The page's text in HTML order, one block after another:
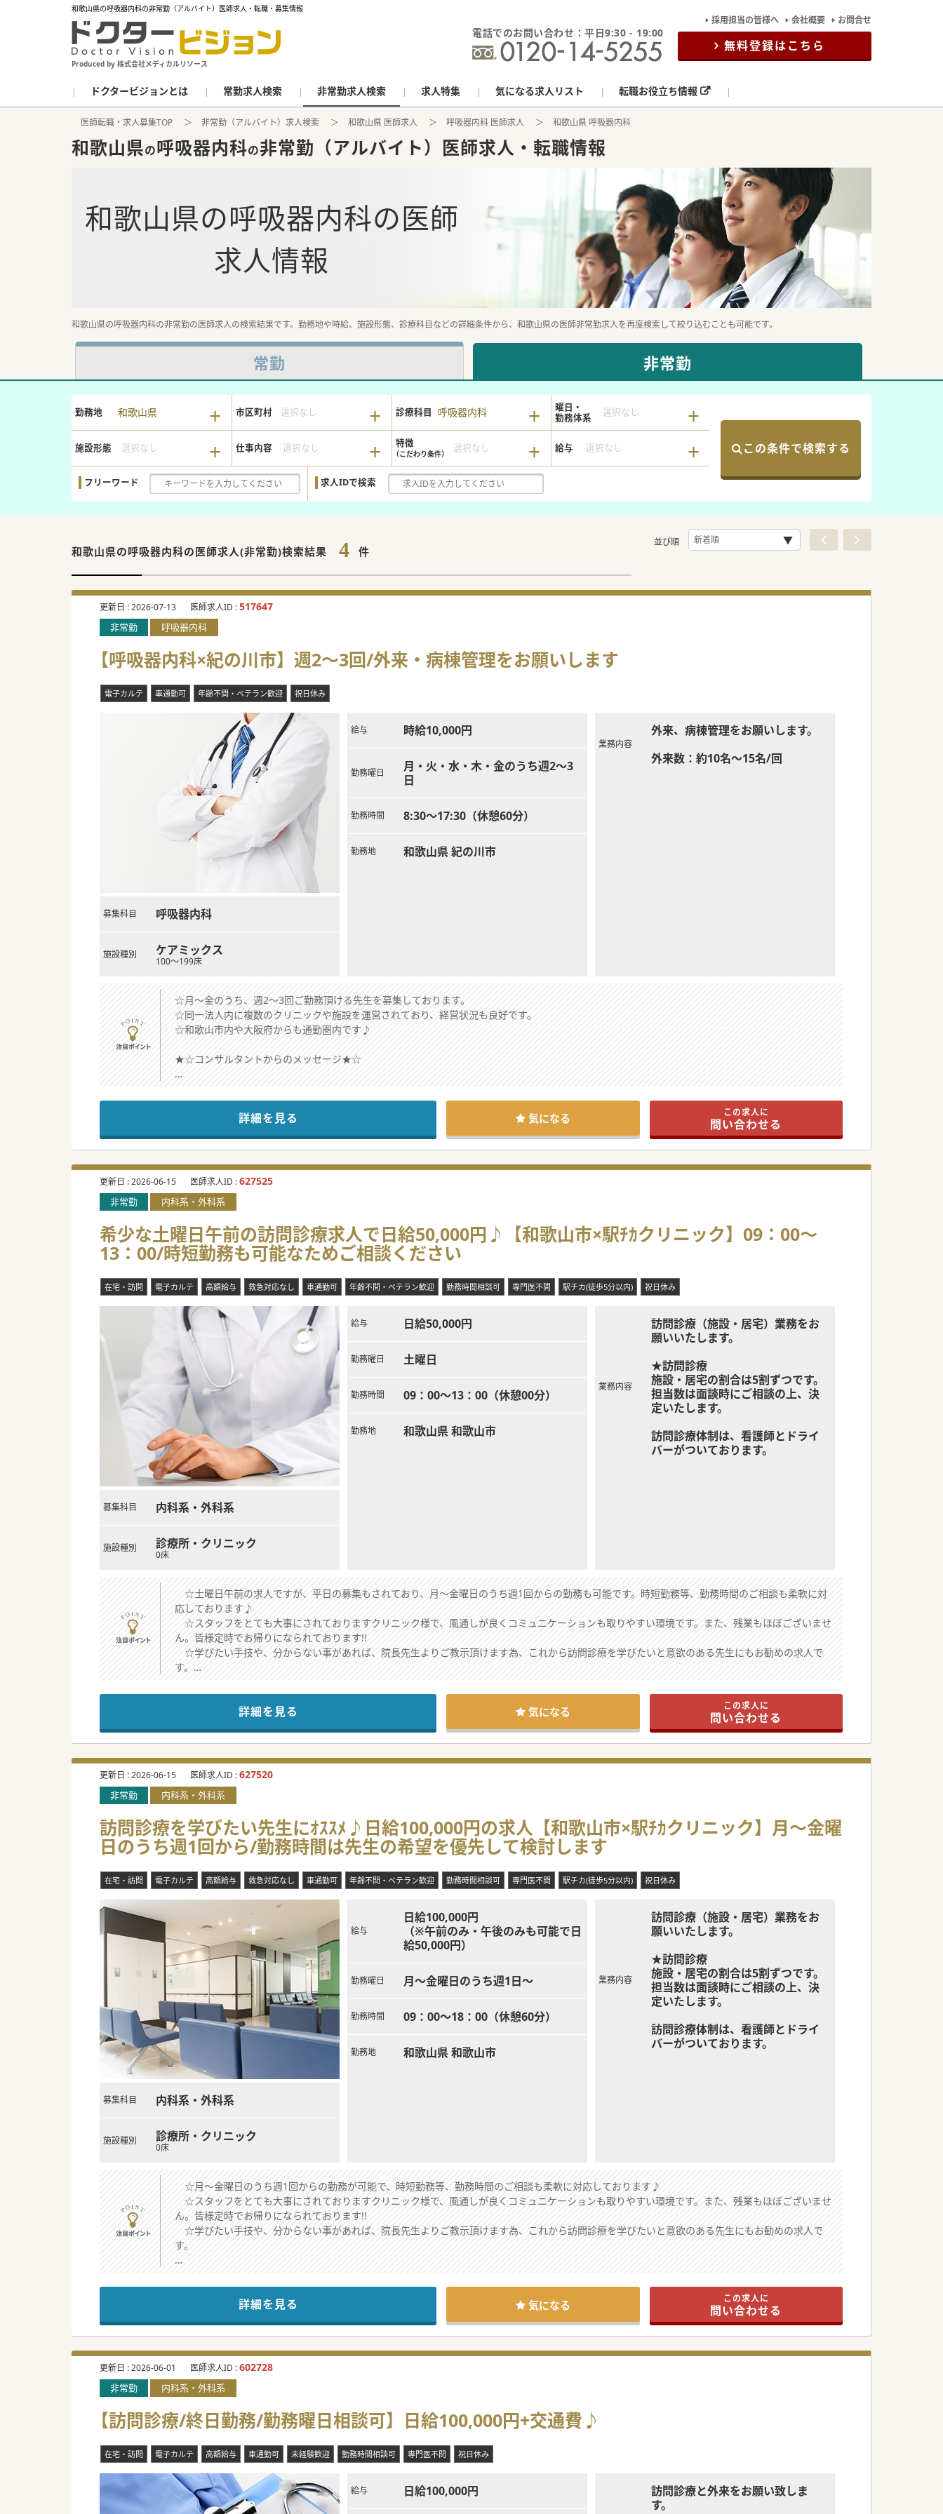
和歌山県の呼吸器内科の非常勤（アルバイト）医師求人・転職・募集情報
Produced by 株式会社メディカルリソース
電話でのお問い合わせ：平日9:30 - 19:00
採用担当の皆様へ 会社概要 お問合せ
無料登録はこちら
ドクタービジョンとは 常勤求人検索 非常勤求人検索 求人特集 気になる求人リスト 転職お役立ち情報
医師転職・求人募集TOP 非常勤（アルバイト）求人検索 和歌山県 医師求人 呼吸器内科 医師求人 和歌山県 呼吸器内科
和歌山県の呼吸器内科の非常勤（アルバイト）医師求人・転職情報
和歌山県の呼吸器内科の医師
求人情報
和歌山県の呼吸器内科の非常勤の医師求人の検索結果です。勤務地や時給、施設形態、診療科目などの詳細条件から、和歌山県の医師非常勤求人を再度検索して絞り込むことも可能です。
常勤 非常勤
勤務地 和歌山県 市区町村 選択なし 診療科目 呼吸器内科
曜日・
勤務体系
選択なし
施設形態 選択なし 仕事内容 選択なし 特徴 選択なし 給与 選択なし
フリーワード 求人IDで検索
この条件で検索する
和歌山県の呼吸器内科の医師求人(非常勤)検索結果 4 件
並び順
更新日 :2026-07-13 医師求人ID :517647
非常勤 呼吸器内科
【呼吸器内科×紀の川市】週2～3回/外来・病棟管理をお願いします
電子カルテ 車通勤可 年齢不問・ベテラン歓迎 祝日休み
募集科目 呼吸器内科
施設種別 ケアミックス
100～199床
給与 時給10,000円
勤務曜日
月・火・水・木・金のうち週2～3
日
勤務時間 8:30～17:30（休憩60分）
勤務地 和歌山県 紀の川市
業務内容
外来、病棟管理をお願いします。
外来数：約10名～15名/回
☆月～金のうち、週2～3回ご勤務頂ける先生を募集しております。
☆同一法人内に複数のクリニックや施設を運営されており、経営状況も良好です。
☆和歌山市内や大阪府からも通勤圏内です♪
★☆コンサルタントからのメッセージ★☆
お子様から高齢者まで様々な年代の患者さんが通院されており、地域に根付いた病院です。
是非お問い合わせください。
詳細を見る 気になる この求人に
問い合わせる
更新日 :2026-06-15 医師求人ID :627525
非常勤 内科系・外科系
希少な土曜日午前の訪問診療求人で日給50,000円♪【和歌山市×駅ﾁｶクリニック】09：00～
13：00/時短勤務も可能なためご相談ください
在宅・訪問 電子カルテ 高額給与 救急対応なし 車通勤可 年齢不問・ベテラン歓迎 勤務時間相談可 専門医不問 駅チカ(徒歩5分以内) 祝日休み
募集科目 内科系・外科系
施設種別 診療所・クリニック
0床
給与 日給50,000円
勤務曜日 土曜日
勤務時間 09：00～13：00（休憩00分）
勤務地 和歌山県 和歌山市
業務内容
訪問診療（施設・居宅）業務をお
願いいたします。
★訪問診療
施設・居宅の割合は5割ずつです。
担当数は面談時にご相談の上、決
定いたします。
訪問診療体制は、看護師とドライ
バーがついております。
☆土曜日午前の求人ですが、平日の募集もされており、月～金曜日のうち週1回からの勤務も可能です。時短勤務等、勤務時間のご相談も柔軟に対
応しております♪
☆スタッフをとても大事にされておりますクリニック様で、風通しが良くコミュニケーションも取りやすい環境です。また、残業もほぼございませ
ん。皆様定時でお帰りになられております!!
☆学びたい手技や、分からない事があれば、院長先生よりご教示頂けます為、これから訪問診療を学びたいと意欲のある先生にもお勧めの求人で
す。
☆★コンサルタントからのメッセージ☆★
勤務環境が劣悪な環境であると、患者様にも悪影響を与えるとお考えされております為、
勤務環境が良く、残業はございません。良い診療を行う事をコンセプトにされております。
院長先生は40代で、芸術がとても好きな先生です。
詳細を見る 気になる この求人に
問い合わせる
更新日 :2026-06-15 医師求人ID :627520
非常勤 内科系・外科系
訪問診療を学びたい先生にｵｽｽﾒ♪日給100,000円の求人【和歌山市×駅ﾁｶクリニック】月～金曜
日のうち週1回から/勤務時間は先生の希望を優先して検討します
在宅・訪問 電子カルテ 高額給与 救急対応なし 車通勤可 年齢不問・ベテラン歓迎 勤務時間相談可 専門医不問 駅チカ(徒歩5分以内) 祝日休み
募集科目 内科系・外科系
施設種別 診療所・クリニック
0床
給与
日給100,000円
（※午前のみ・午後のみも可能で日
給50,000円）
勤務曜日 月～金曜日のうち週1日～
勤務時間 09：00～18：00（休憩60分）
勤務地 和歌山県 和歌山市
業務内容
訪問診療（施設・居宅）業務をお
願いいたします。
★訪問診療
施設・居宅の割合は5割ずつです。
担当数は面談時にご相談の上、決
定いたします。
訪問診療体制は、看護師とドライ
バーがついております。
☆月～金曜日のうち週1回からの勤務が可能で、時短勤務等、勤務時間のご相談も柔軟に対応しております♪
☆スタッフをとても大事にされておりますクリニック様で、風通しが良くコミュニケーションも取りやすい環境です。また、残業もほぼございませ
ん。皆様定時でお帰りになられております!!
☆学びたい手技や、分からない事があれば、院長先生よりご教示頂けます為、これから訪問診療を学びたいと意欲のある先生にもお勧めの求人で
す。
☆★コンサルタントからのメッセージ☆★
午前のみ・午後のみ、のご勤務も可能で、その場合は日給50,000円です。
勤務環境が劣悪な環境であると、患者様にも悪影響を与えるとお考えされております為、
勤務環境が良く、残業はございません。良い診療を行う事をコンセプトにされております。
院長先生は40代で、芸術がとても好きな先生です。
詳細を見る 気になる この求人に
問い合わせる
更新日 :2026-06-01 医師求人ID :602728
非常勤 内科系・外科系
【訪問診療/終日勤務/勤務曜日相談可】日給100,000円+交通費♪
在宅・訪問 電子カルテ 高額給与 車通勤可 未経験歓迎 勤務時間相談可 専門医不問 祝日休み
給与 日給100,000円
訪問診療と外来をお願い致しま
す。